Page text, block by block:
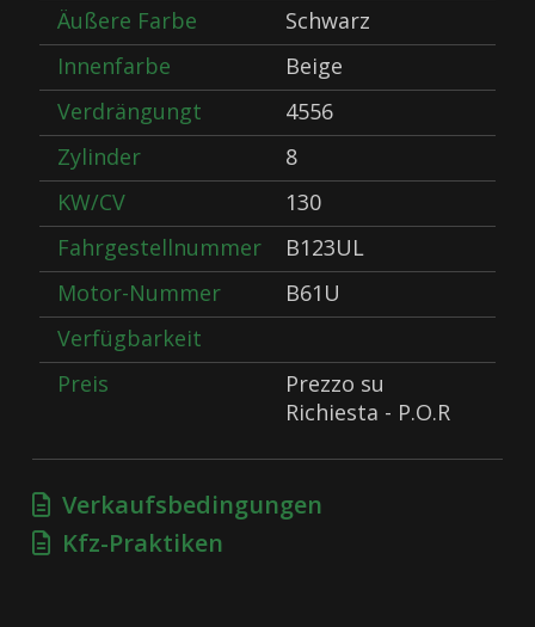
Äußere Farbe
Schwarz
Innenfarbe
Beige
Verdrängungt
4556
Zylinder
8
KW/CV
130
Fahrgestellnummer
B123UL
Motor-Nummer
B61U
Verfügbarkeit
Preis
Prezzo su
Richiesta - P.O.R
Verkaufsbedingungen
Kfz-Praktiken